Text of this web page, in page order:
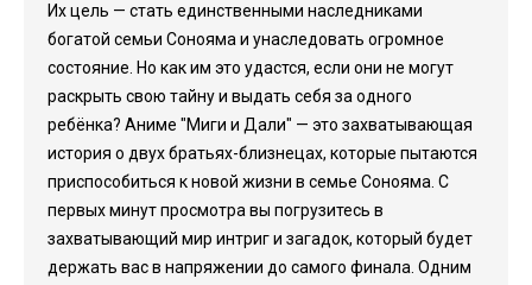
Их цель — стать единственными наследниками
богатой семьи Сонояма и унаследовать огромное
состояние. Но как им это удастся, если они не могут
раскрыть свою тайну и выдать себя за одного
ребёнка? Аниме "Миги и Дали" — это захватывающая
история о двух братьях-близнецах, которые пытаются
приспособиться к новой жизни в семье Сонояма. С
первых минут просмотра вы погрузитесь в
захватывающий мир интриг и загадок, который будет
держать вас в напряжении до самого финала. Одним